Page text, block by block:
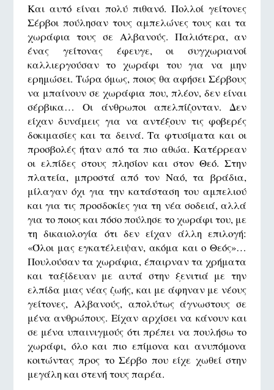
Και αυτό είναι πολύ πιθανό. Πολλοί γείτονες
Σέρβοι πούλησαν τους αμπελώνες τους και τα
χωράφια τους σε Αλβανούς. Παλιότερα, αν
ένας γείτονας έφευγε, οι συγχωριανοί
καλλιεργούσαν το χωράφι του για να μην
ερημώσει. Τώρα όμως, ποιος θα αφήσει Σέρβους
να μπαίνουν σε χωράφια που, πλέον, δεν είναι
σέρβικα… Οι άνθρωποι απελπίζονταν. Δεν
είχαν δυνάμεις για να αντέξουν τις φοβερές
δοκιμασίες και τα δεινά. Τα φτυσίματα και οι
προσβολές ήταν από τα πιο αθώα. Κατέρρεαν
οι ελπίδες στους πλησίον και στον Θεό. Στην
πλατεία, μπροστά από τον Ναό, τα βράδια,
μίλαγαν όχι για την κατάσταση του αμπελιού
και για τις προσδοκίες για τη νέα σοδειά, αλλά
για το ποιος και πόσο πούλησε το χωράφι του, με
τη δικαιολογία ότι δεν είχαν άλλη επιλογή:
«Όλοι μας εγκατέλειψαν, ακόμα και ο Θεός»…
Πουλούσαν τα χωράφια, έπαιρναν τα χρήματα
και ταξίδευαν με αυτά στην ξενιτιά με την
ελπίδα μιας νέας ζωής, και με άφηναν με νέους
γείτονες, Αλβανούς, απολύτως άγνωστους σε
μένα ανθρώπους. Είχαν αρχίσει να κάνουν και
σε μένα υπαινιγμούς ότι πρέπει να πουλήσω το
χωράφι, όλο και πιο επίμονα και ανυπόμονα
κοιτώντας προς το Σέρβο που είχε χωθεί στην
μεγάλη και στενή τους παρέα.